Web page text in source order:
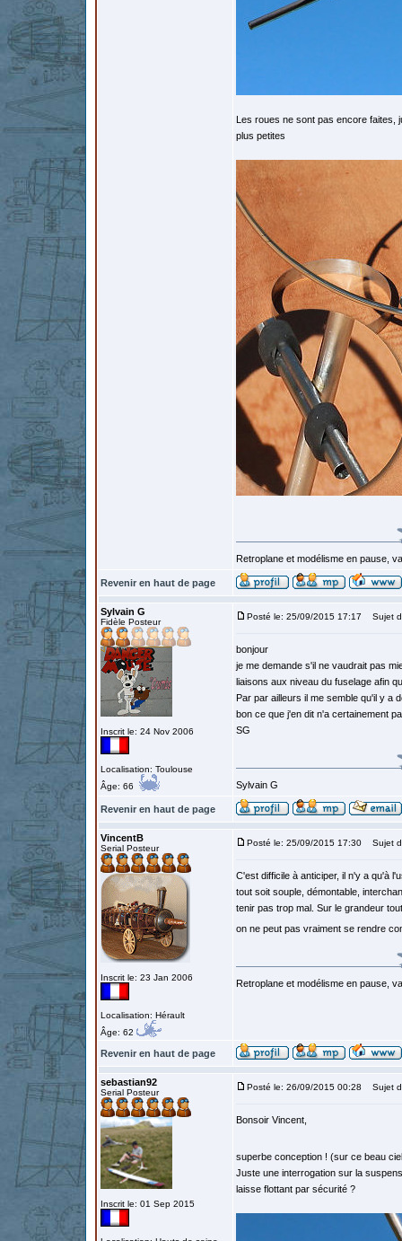
Les roues ne sont pas encore faites,
plus petites
Retroplane et modélisme en pause,
Revenir en haut de page
Sylvain G
Fidèle Posteur
Inscrit le: 24 Nov 2006
Localisation: Toulouse
Âge: 66
Posté le: 25/09/2015 17:17 Sujet
bonjour
je me demande s'il ne vaudrait pas
liaisons aux niveau du fuselage afin
Par par ailleurs il me semble qu'il y a
bon ce que j'en dit n'a certainement
SG
Sylvain G
Revenir en haut de page
VincentB
Serial Posteur
Inscrit le: 23 Jan 2006
Localisation: Hérault
Âge: 62
Posté le: 25/09/2015 17:30 Sujet
C'est difficile à anticiper, il n'y a qu'à
tout soit souple, démontable,
tenir pas trop mal. Sur le grandeur
on ne peut pas vraiment se rendre
Retroplane et modélisme en pause,
Revenir en haut de page
sebastian92
Serial Posteur
Inscrit le: 01 Sep 2015
Posté le: 26/09/2015 00:28 Sujet
Bonsoir Vincent,
superbe conception ! (sur ce beau
Juste une interrogation sur la
laisse flottant par sécurité ?